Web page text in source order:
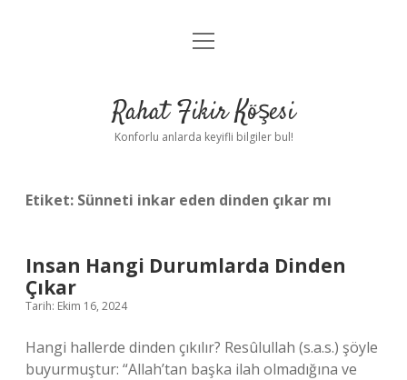
Anasayfa
Yasal Uyarı
menüyü
Rahat Fikir Köşesi
Konforlu anlarda keyifli bilgiler bul!
Etiket: Sünneti inkar eden dinden çıkar mı
Insan Hangi Durumlarda Dinden
Çıkar
Tarih: Ekim 16, 2024
Hangi hallerde dinden çıkılır? Resûlullah (s.a.s.) şöyle
buyurmuştur: “Allah’tan başka ilah olmadığına ve